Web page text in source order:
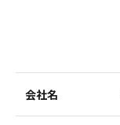
会社名